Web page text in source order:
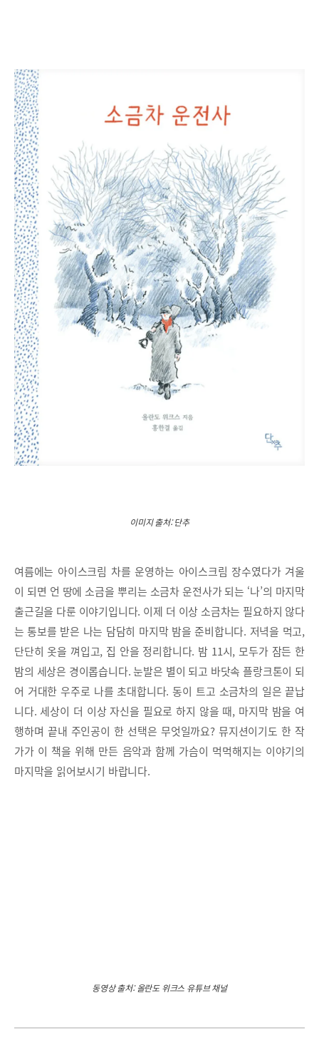
이미지 출처: 단추
여름에는 아이스크림 차를 운영하는 아이스크림 장수였다가 겨울
이 되면 언 땅에 소금을 뿌리는 소금차 운전사가 되는 ‘나’의 마지막
출근길을 다룬 이야기입니다. 이제 더 이상 소금차는 필요하지 않다
는 통보를 받은 나는 담담히 마지막 밤을 준비합니다. 저녁을 먹고,
단단히 옷을 껴입고, 집 안을 정리합니다. 밤 11시, 모두가 잠든 한
밤의 세상은 경이롭습니다. 눈발은 별이 되고 바닷속 플랑크톤이 되
어 거대한 우주로 나를 초대합니다. 동이 트고 소금차의 일은 끝납
니다. 세상이 더 이상 자신을 필요로 하지 않을 때, 마지막 밤을 여
행하며 끝내 주인공이 한 선택은 무엇일까요? 뮤지션이기도 한 작
가가 이 책을 위해 만든 음악과 함께 가슴이 먹먹해지는 이야기의
마지막을 읽어보시기 바랍니다.
동영상 출처: 올란도 위크스 유튜브 채널